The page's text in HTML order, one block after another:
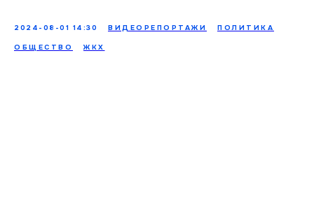
2024-08-01 14:30 ВИДЕОРЕПОРТАЖИ ПОЛИТИКА
ОБЩЕСТВО ЖКХ